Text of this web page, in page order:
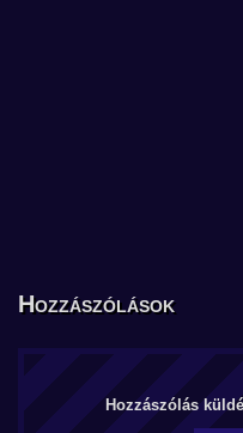
Hozzászólások
Hozzászólás